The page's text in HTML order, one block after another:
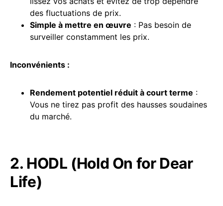
des fluctuations de prix.
Simple à mettre en œuvre : Pas besoin de
surveiller constamment les prix.
Inconvénients :
Rendement potentiel réduit à court terme :
Vous ne tirez pas profit des hausses soudaines
du marché.
2. HODL (Hold On for Dear
Life)